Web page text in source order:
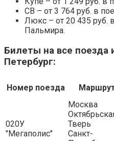
СВ – от 3 764 руб. в
Люкс – от 20 435 руб.
Пальмира.
Билеты на все поезда
Петербург:
Номер поезда
020У
"Мегаполис"
Москва
Тверь
Санкт-